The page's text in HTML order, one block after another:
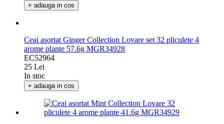
+ adauga in cos
Ceai asortat Ginger Collection Lovare set 32 pliculete 4
arome plante 57.6g MGR34928
EC52964
25 Lei
In stoc
+ adauga in cos